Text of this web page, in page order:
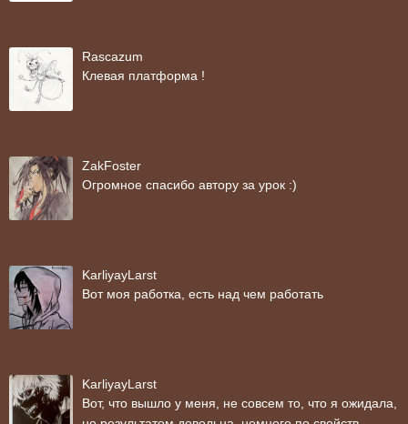
Rascazum
Клевая платформа !
ZakFoster
Огромное спасибо автору за урок :)
KarliyayLarst
Вот моя работка, есть над чем работать
KarliyayLarst
Вот, что вышло у меня, не совсем то, что я ожидала,